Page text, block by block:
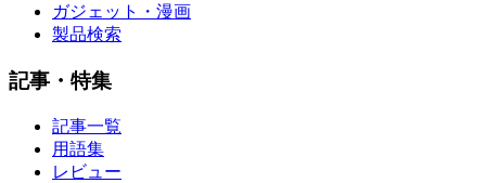
ガジェット・漫画
製品検索
記事・特集
記事一覧
用語集
レビュー